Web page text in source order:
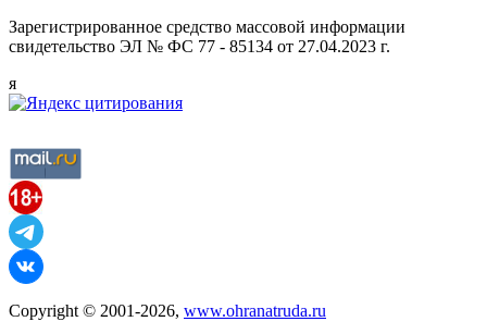
Зарегистрированное средство массовой информации
свидетельство ЭЛ № ФС 77 - 85134 от 27.04.2023 г.
я
Copyright © 2001-2026, www.ohranatruda.ru